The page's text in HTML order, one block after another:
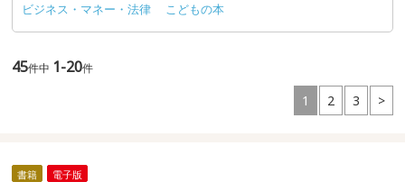
ビジネス・マネー・法律
こどもの本
45件中 1-20件
1 2 3 >
書籍 電子版